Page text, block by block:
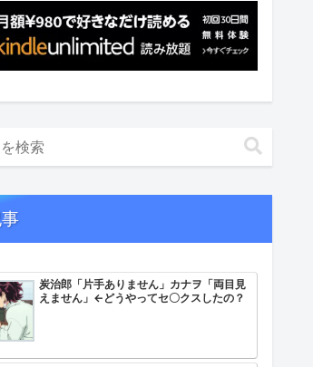
炭治郎「片手ありません」カナヲ「両目見
えません」←どうやってセ〇クスしたの？